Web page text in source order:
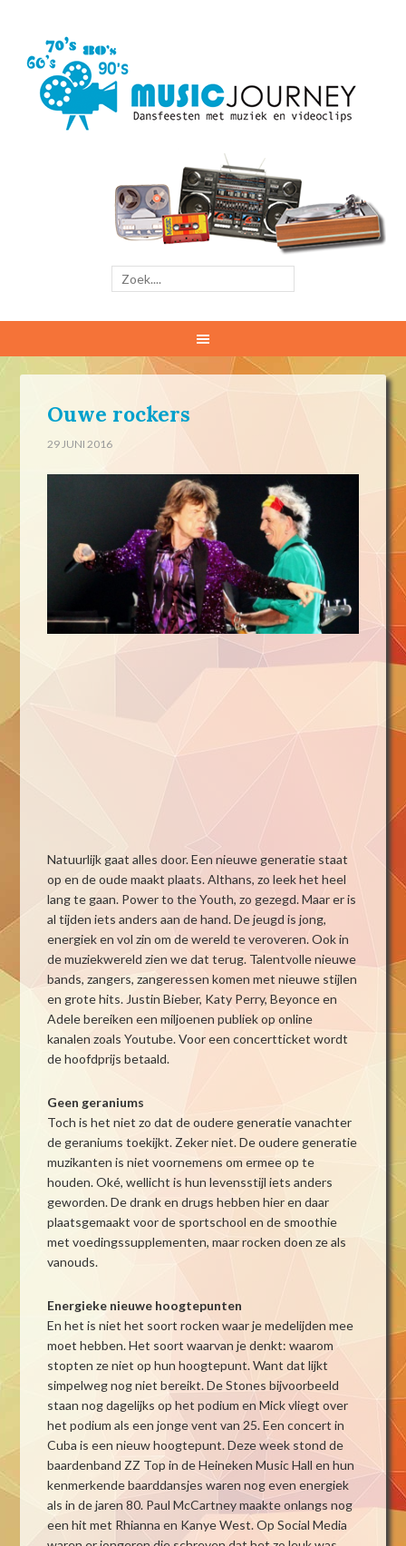
Ouwe rockers
29 JUNI 2016
Natuurlijk gaat alles door. Een nieuwe generatie staat
op en de oude maakt plaats. Althans, zo leek het heel
lang te gaan. Power to the Youth, zo gezegd. Maar er is
al tijden iets anders aan de hand. De jeugd is jong,
energiek en vol zin om de wereld te veroveren. Ook in
de muziekwereld zien we dat terug. Talentvolle nieuwe
bands, zangers, zangeressen komen met nieuwe stijlen
en grote hits. Justin Bieber, Katy Perry, Beyonce en
Adele bereiken een miljoenen publiek op online
kanalen zoals Youtube. Voor een concertticket wordt
de hoofdprijs betaald.
Geen geraniums
Toch is het niet zo dat de oudere generatie vanachter
de geraniums toekijkt. Zeker niet. De oudere generatie
muzikanten is niet voornemens om ermee op te
houden. Oké, wellicht is hun levensstijl iets anders
geworden. De drank en drugs hebben hier en daar
plaatsgemaakt voor de sportschool en de smoothie
met voedingssupplementen, maar rocken doen ze als
vanouds.
Energieke nieuwe hoogtepunten
En het is niet het soort rocken waar je medelijden mee
moet hebben. Het soort waarvan je denkt: waarom
stopten ze niet op hun hoogtepunt. Want dat lijkt
simpelweg nog niet bereikt. De Stones bijvoorbeeld
staan nog dagelijks op het podium en Mick vliegt over
het podium als een jonge vent van 25. Een concert in
Cuba is een nieuw hoogtepunt. Deze week stond de
baardenband ZZ Top in de Heineken Music Hall en hun
kenmerkende baarddansjes waren nog even energiek
als in de jaren 80. Paul McCartney maakte onlangs nog
een hit met Rhianna en Kanye West. Op Social Media